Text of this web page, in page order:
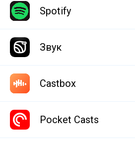
Spotify
Звук
Castbox
Pocket Casts